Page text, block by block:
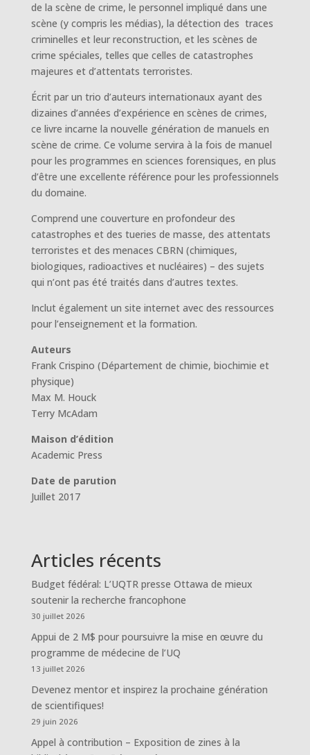
de la scène de crime, le personnel impliqué dans une
scène (y compris les médias), la détection des traces
criminelles et leur reconstruction, et les scènes de
crime spéciales, telles que celles de catastrophes
majeures et d’attentats terroristes.
Écrit par un trio d’auteurs internationaux ayant des
dizaines d’années d’expérience en scènes de crimes,
ce livre incarne la nouvelle génération de manuels en
scène de crime. Ce volume servira à la fois de manuel
pour les programmes en sciences forensiques, en plus
d’être une excellente référence pour les professionnels
du domaine.
Comprend une couverture en profondeur des
catastrophes et des tueries de masse, des attentats
terroristes et des menaces CBRN (chimiques,
biologiques, radioactives et nucléaires) – des sujets
qui n’ont pas été traités dans d’autres textes.
Inclut également un site internet avec des ressources
pour l’enseignement et la formation.
Auteurs
Frank Crispino (Département de chimie, biochimie et
physique)
Max M. Houck
Terry McAdam
Maison d’édition
Academic Press
Date de parution
Juillet 2017
Articles récents
Budget fédéral: L’UQTR presse Ottawa de mieux
soutenir la recherche francophone
30 juillet 2026
Appui de 2 M$ pour poursuivre la mise en œuvre du
programme de médecine de l’UQ
13 juillet 2026
Devenez mentor et inspirez la prochaine génération
de scientifiques!
29 juin 2026
Appel à contribution – Exposition de zines à la